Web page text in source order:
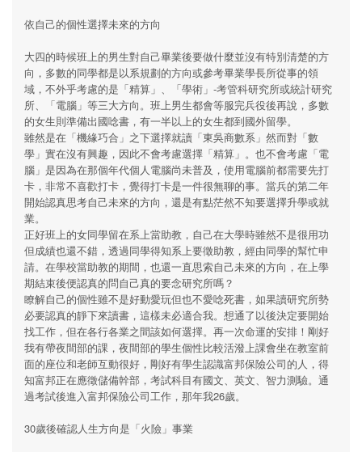
依自己的個性選擇未來的方向
大四的時候班上的男生對自己畢業後要做什麼並沒有特別清楚的方
向，多數的同學都是以系規劃的方向或參考畢業學長所從事的領
域，不外乎考慮的是「精算」、「學術」-考管科研究所或統計研究
所、「電腦」等三大方向。班上男生都會等服完兵役後再說，多數
的女生則準備出國唸書，有一半以上的女生都到國外留學。
雖然是在「機緣巧合」之下選擇就讀「東吳商數系」然而對「數
學」實在沒有興趣，因此不會考慮選擇「精算」。也不會考慮「電
腦」是因為在那個年代個人電腦尚未普及，使用電腦前都需要先打
卡，非常不喜歡打卡，覺得打卡是一件很無聊的事。當兵的第二年
開始認真思考自己未來的方向，還是有點茫然不知要選擇升學或就
業。
正好班上的女同學留在系上當助教，自己在大學時雖然不是很用功
但成績也還不錯，透過同學得知系上要徵助教，經由同學的幫忙申
請。在學校當助教的期間，也還一直思索自己未來的方向，在上學
期結束後便認真的問自己真的要念研究所嗎？
瞭解自己的個性雖不是好動愛玩但也不愛唸死書，如果讀研究所勢
必要認真的靜下來讀書，這樣未必適合我。想通了以後決定要開始
找工作，但在各行各業之間該如何選擇。再一次命運的安排！剛好
我有帶夜間部的課，夜間部的學生個性比較活潑上課會坐在教室前
面的座位和老師互動很好，剛好有學生認識富邦保險公司的人，得
知富邦正在應徵儲備幹部，考試科目有國文、英文、智力測驗。通
過考試後進入富邦保險公司工作，那年我26歲。
30歲後確認人生方向是「火險」事業